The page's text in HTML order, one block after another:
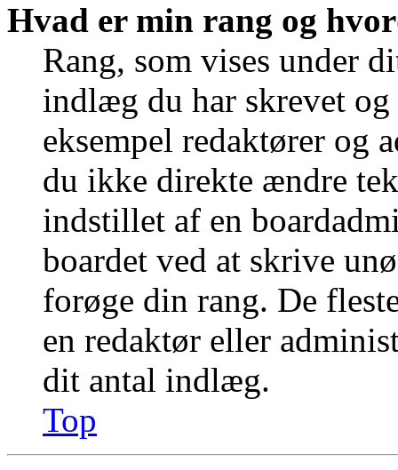
Hvad er min rang og
Rang, som vises under
indlæg du har skrevet
eksempel redaktører og
du ikke direkte ændre
indstillet af en
boardet ved at skrive
forøge din rang. De
en redaktør eller
dit antal indlæg.
Top